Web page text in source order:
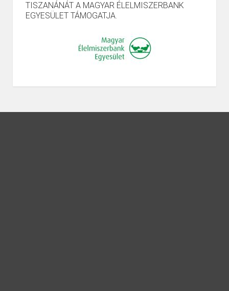
TISZANÁNÁT A MAGYAR ÉLELMISZERBANK
EGYESÜLET TÁMOGATJA.